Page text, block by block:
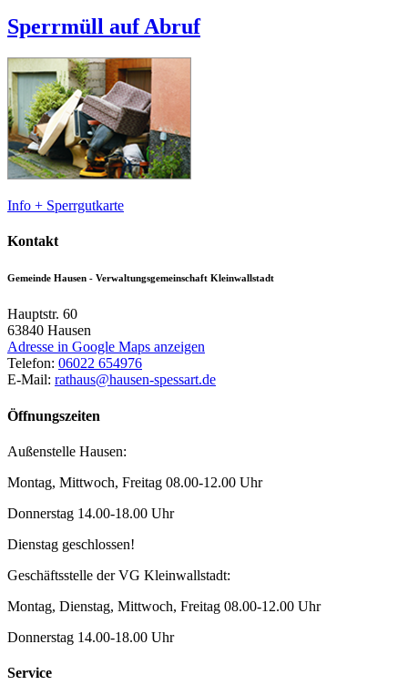
Sperrmüll auf Abruf
Info + Sperrgutkarte
Kontakt
Gemeinde Hausen - Verwaltungsgemeinschaft Kleinwallstadt
Hauptstr. 60
63840 Hausen
Adresse in Google Maps anzeigen
Telefon: 06022 654976
E-Mail: rathaus@hausen-spessart.de
Öffnungszeiten
Außenstelle Hausen:
Montag, Mittwoch, Freitag 08.00-12.00 Uhr
Donnerstag 14.00-18.00 Uhr
Dienstag geschlossen!
Geschäftsstelle der VG Kleinwallstadt:
Montag, Dienstag, Mittwoch, Freitag 08.00-12.00 Uhr
Donnerstag 14.00-18.00 Uhr
Service